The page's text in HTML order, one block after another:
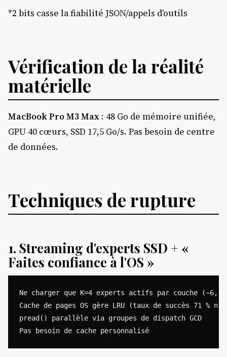
*2 bits casse la fiabilité JSON/appels d'outils
Vérification de la réalité
matérielle
MacBook Pro M3 Max : 48 Go de mémoire unifiée,
GPU 40 cœurs, SSD 17,5 Go/s. Pas besoin de centre
de données.
Techniques de rupture
1. Streaming d'experts SSD + «
Faites confiance à l'OS »
Ne charger que K=4 experts actifs par couche (~6,75
Cache de pages OS gère LRU (taux de succès 71 %
pread() parallèle via groupes de dispatch GCD